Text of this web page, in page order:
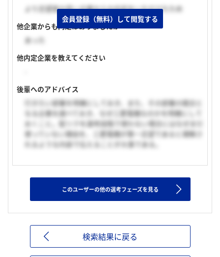
より志望度の高い企業からの内定をいただけたため
他企業からも内定はありましたか
あった
他内定企業を教えてください
後輩へのアドバイス
行きたい部署を明確にしておき、また、その部署の競合と
なる企業を調べておき、なぜ三菱電機なのかを明確にして
おくこと。配リクを選考段階で使わない場合にはなぜまだ
使っていない理由を、三菱電機が第一志望であると理解さ
れるような内容で伝えることが大事である。
会員登録（無料）して閲覧する
このユーザーの他の選考フェーズを見る
検索結果に戻る